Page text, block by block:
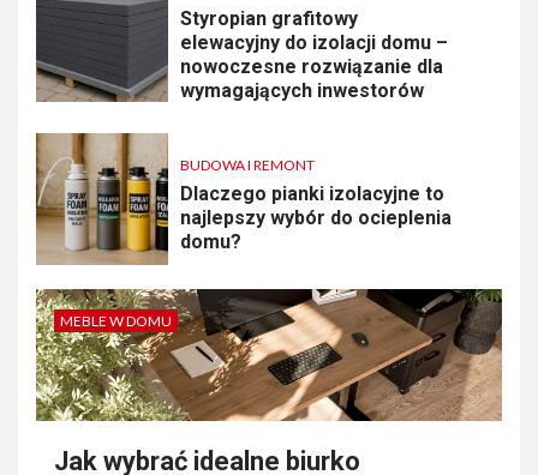
Styropian grafitowy
elewacyjny do izolacji domu –
nowoczesne rozwiązanie dla
wymagających inwestorów
BUDOWA I REMONT
Dlaczego pianki izolacyjne to
najlepszy wybór do ocieplenia
domu?
MEBLE W DOMU
Jak wybrać idealne biurko